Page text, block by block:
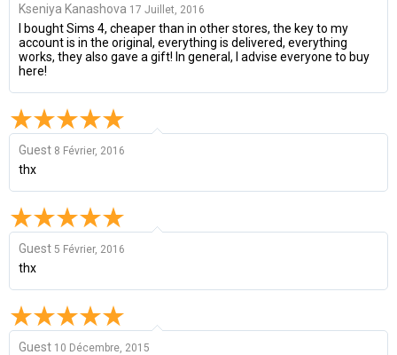
Kseniya Kanashova 17 Juillet, 2016
I bought Sims 4, cheaper than in other stores, the key to my
account is in the original, everything is delivered, everything
works, they also gave a gift! In general, I advise everyone to buy
here!
Guest 8 Février, 2016
thx
Guest 5 Février, 2016
thx
Guest 10 Décembre, 2015